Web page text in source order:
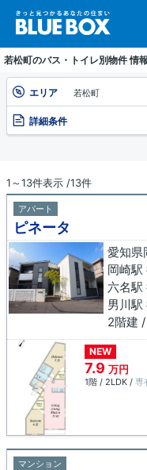
若松町のバス・トイレ別物件 情
エリア 若松町
詳細条件
1～13件表示 /13件
アパート
ピネータ
愛知県
岡崎駅
六名駅
男川駅
2階建
NEW
7.9 万円
1階 / 2LDK / 専
マンション